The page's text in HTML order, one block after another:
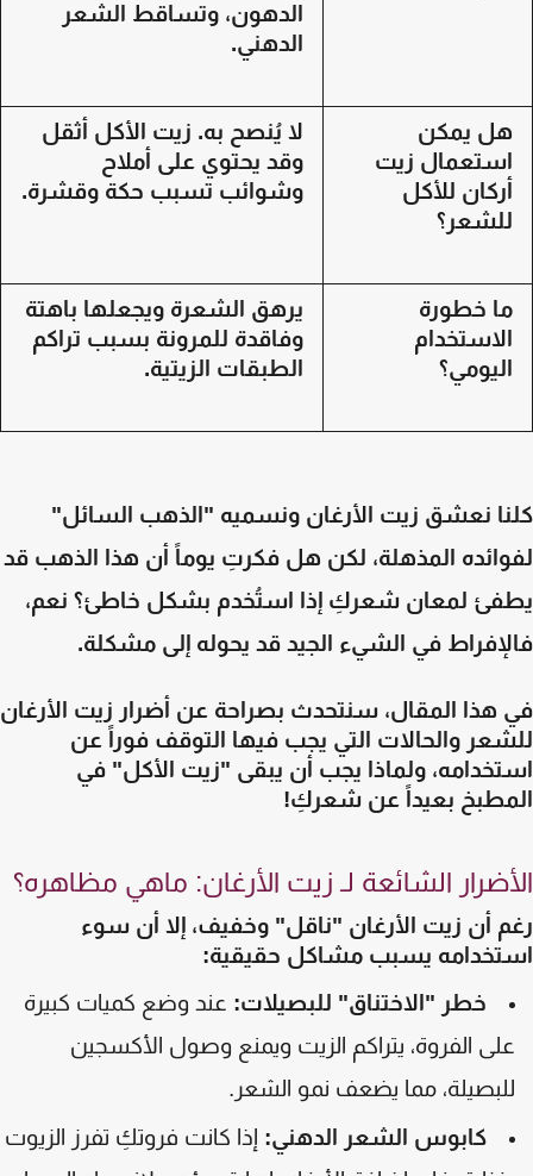
الدهون، وتساقط الشعر
الدهني.
هل يمكن
استعمال زيت
أركان للأكل
للشعر؟
لا يُنصح به. زيت الأكل أثقل
وقد يحتوي على أملاح
وشوائب تسبب حكة وقشرة.
ما خطورة
الاستخدام
اليومي؟
يرهق الشعرة ويجعلها باهتة
وفاقدة للمرونة بسبب تراكم
الطبقات الزيتية.
نعشق زيت الأرغان ونسميه "الذهب السائل"
المذهلة، لكن هل فكرتِ يوماً أن هذا الذهب قد
لمعان شعركِ إذا استُخدم بشكل خاطئ؟ نعم،
في الشيء الجيد قد يحوله إلى مشكلة.
هذا المقال، سنتحدث بصراحة عن أضرار زيت الأرغان
والحالات التي يجب فيها التوقف فوراً عن
ولماذا يجب أن يبقى "زيت الأكل" في
بعيداً عن شعركِ!
الشائعة لـ زيت الأرغان: ماهي مظاهره؟
أن زيت الأرغان "ناقل" وخفيف، إلا أن سوء
يسبب مشاكل حقيقية:
خطر "الاختناق" للبصيلات:عند وضع كميات كبيرة
الفروة، يتراكم الزيت ويمنع وصول الأكسجين
مما يضعف نمو الشعر.
كابوس الشعر الدهني: إذا كانت فروتكِ تفرز الزيوت